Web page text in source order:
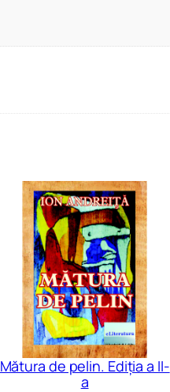
Mătura de pelin. Ediţia a II-
a